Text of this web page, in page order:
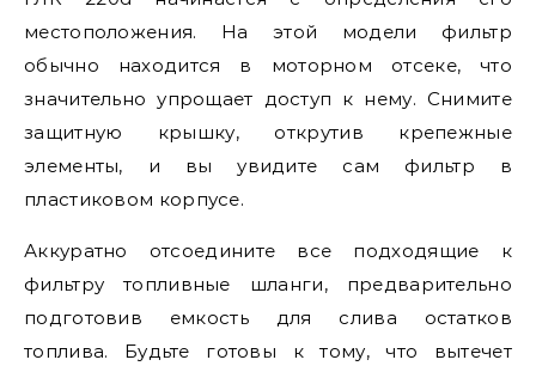
местоположения. На этой модели фильтр
обычно находится в моторном отсеке, что
значительно упрощает доступ к нему. Снимите
защитную крышку, открутив крепежные
элементы, и вы увидите сам фильтр в
пластиковом корпусе.
Аккуратно отсоедините все подходящие к
фильтру топливные шланги, предварительно
подготовив емкость для слива остатков
топлива. Будьте готовы к тому, что вытечет